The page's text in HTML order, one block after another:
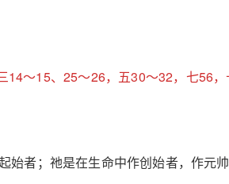
～15、25～26，五30～32，七56
始者；祂是在生命中作创始者，作元